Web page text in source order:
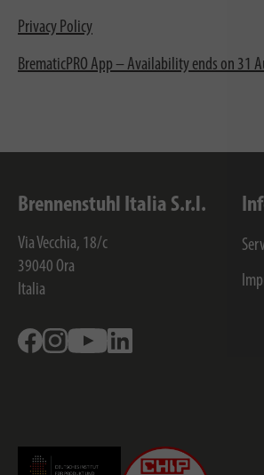
Privacy Policy
BrematicPRO App – Availability ends on 31
Brennenstuhl Italia S.r.l.
Via Vecchia, 18/c
39040 Ora
Italia
FacebookInstagramYoutube